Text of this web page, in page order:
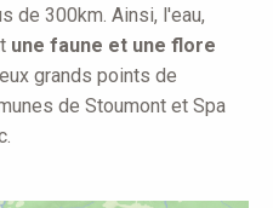
de 300km. Ainsi, l'eau,
une faune et une flore
grands points de
de Stoumont et Spa